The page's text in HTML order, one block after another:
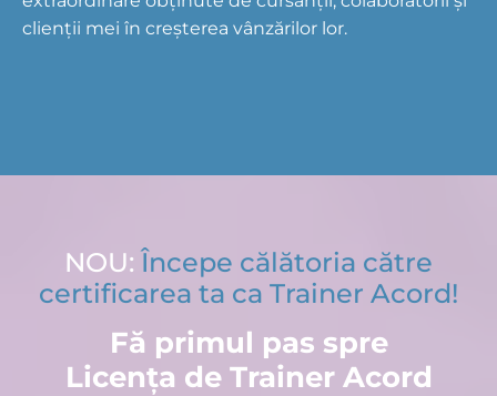
clienții mei în creșterea vânzărilor lor.
NOU: Începe călătoria către
certificarea ta ca Trainer Acord!
Fă primul pas spre
Licența de Trainer Acord